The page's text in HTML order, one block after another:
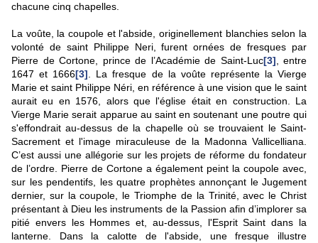
chacune cinq chapelles.
La voûte, la coupole et l'abside, originellement blanchies selon la
volonté de saint Philippe Neri, furent ornées de fresques par
Pierre de Cortone, prince de l’Académie de Saint-Luc[3] , entre
1647 et 1666[3] . La fresque de la voûte représente la Vierge
Marie et saint Philippe Néri, en référence à une vision que le saint
aurait eu en 1576, alors que l'église était en construction. La
Vierge Marie serait apparue au saint en soutenant une poutre qui
s'effondrait au-dessus de la chapelle où se trouvaient le Saint-
Sacrement et l'image miraculeuse de la Madonna Vallicelliana.
C’est aussi une allégorie sur les projets de réforme du fondateur
de l’ordre. Pierre de Cortone a également peint la coupole avec,
sur les pendentifs, les quatre prophètes annonçant le Jugement
dernier, sur la coupole, le Triomphe de la Trinité, avec le Christ
présentant à Dieu les instruments de la Passion afin d’implorer sa
pitié envers les Hommes et, au-dessus, l'Esprit Saint dans la
lanterne. Dans la calotte de l'abside, une fresque illustre